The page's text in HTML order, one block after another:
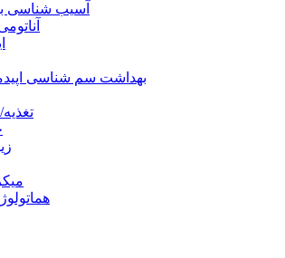
آسیب شناسی
بهداشت سم شناسی